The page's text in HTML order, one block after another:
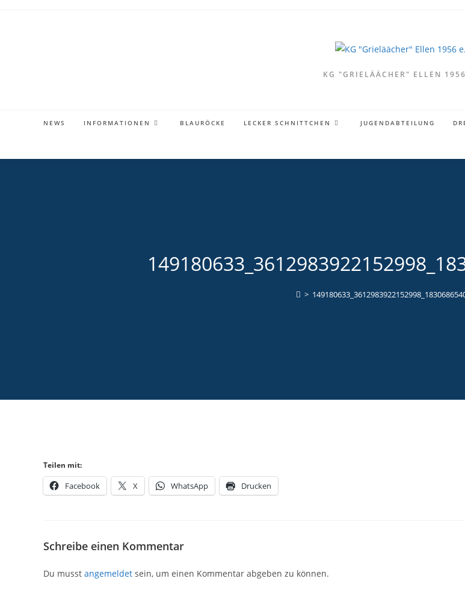
KG "GRIELÄÄCHER" ELLEN
NEWS INFORMATIONEN BLAURÖCKE LECKER SCHNITTCHEN JUGENDABTEILUNG
>
Teilen mit:
Facebook X WhatsApp Drucken
Schreibe einen Kommentar
Du musst angemeldet sein, um einen Kommentar abgeben zu können.